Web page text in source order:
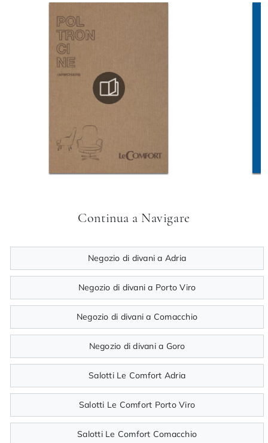
Continua a Navigare
Negozio di divani a Adria
Negozio di divani a Porto Viro
Negozio di divani a Comacchio
Negozio di divani a Goro
Salotti Le Comfort Adria
Salotti Le Comfort Porto Viro
Salotti Le Comfort Comacchio